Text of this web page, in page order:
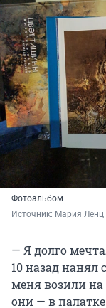
Фотоальбом
Источник: Мария Ленц
— Я долго
10 назад
меня возили на
они — в